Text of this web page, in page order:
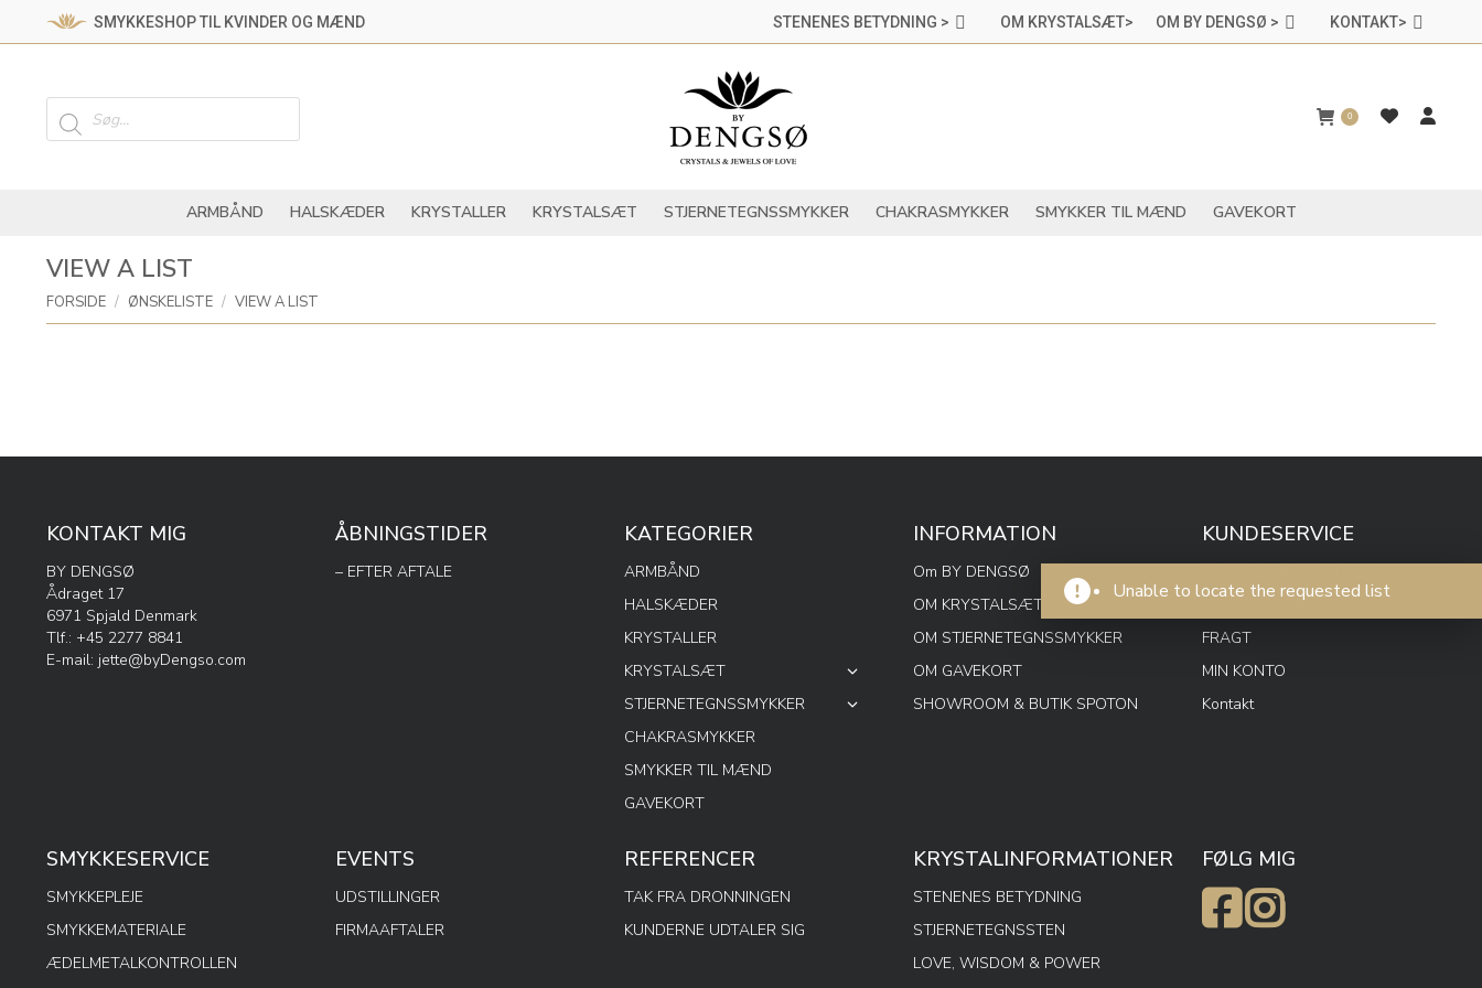
SMYKKESHOP TIL KVINDER OG MÆND STENENES BETYDNING > OM KRYSTALSÆT> OM BY DENGSØ > KONTAKT>
search
0
ARMBÅND HALSKÆDER KRYSTALLER KRYSTALSÆT STJERNETEGNSSMYKKER CHAKRASMYKKER SMYKKER TIL MÆND GAVEKORT
VIEW A LIST
You are here:
FORSIDE ØNSKELISTE VIEW A LIST
Unable to locate the requested list
KONTAKT MIG
BY DENGSØ
Ådraget 17
6971 Spjald Denmark
Tlf.: +45 2277 8841
E-mail: jette@byDengso.com
ÅBNINGSTIDER
– EFTER AFTALE
KATEGORIER
ARMBÅND
HALSKÆDER
KRYSTALLER
KRYSTALSÆT
STJERNETEGNSSMYKKER
CHAKRASMYKKER
SMYKKER TIL MÆND
GAVEKORT
INFORMATION
Om BY DENGSØ
OM KRYSTALSÆT
OM STJERNETEGNSSMYKKER
OM GAVEKORT
SHOWROOM & BUTIK SPOTON
KUNDESERVICE
PRIVATPOLITIK
FRAGT
MIN KONTO
Kontakt
SMYKKESERVICE
SMYKKEPLEJE
SMYKKEMATERIALE
ÆDELMETALKONTROLLEN
EVENTS
UDSTILLINGER
FIRMAAFTALER
REFERENCER
TAK FRA DRONNINGEN
KUNDERNE UDTALER SIG
KRYSTALINFORMATIONER
STENENES BETYDNING
STJERNETEGNSSTEN
LOVE, WISDOM & POWER
FØLG MIG